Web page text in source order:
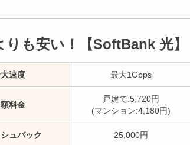
も安い！【SoftBank 光】
速度 最大1Gbps
料金
戸建て:5,720円
(マンション:4,180円)
ュバック 25,000円